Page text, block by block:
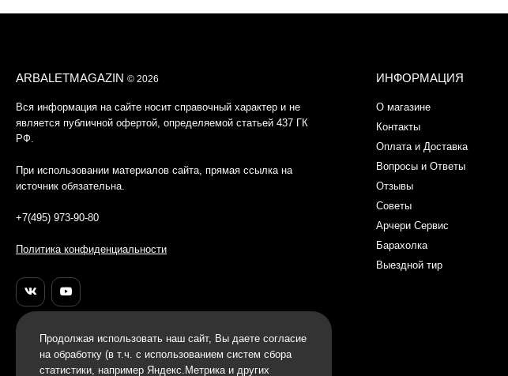
ARBALETMAGAZIN © 2026
Вся информация на сайте носит справочный характер и не
является публичной офертой, определяемой статьей 437 ГК
РФ.
При использовании материалов сайта, прямая ссылка на
источник обязательна.
+7(495) 973-90-80
Политика конфиденциальности
ИНФОРМАЦИЯ
О магазине
Контакты
Оплата и Доставка
Вопросы и Ответы
Отзывы
Советы
Арчери Сервис
Барахолка
Выездной тир
Продолжая использовать наш cайт, Вы даете согласие
на обработку (в т.ч. с использованием систем сбора
статистики, например Яндекс.Метрика и других